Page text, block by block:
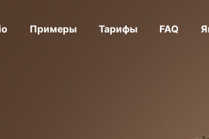
Примеры Тарифы FAQ